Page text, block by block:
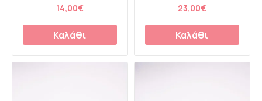
14,00€
Καλάθι
23,00€
Καλάθι